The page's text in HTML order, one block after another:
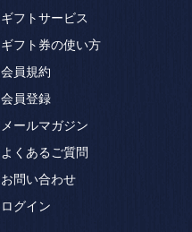
ギフトサービス
ギフト券の使い方
会員規約
会員登録
メールマガジン
よくあるご質問
お問い合わせ
ログイン